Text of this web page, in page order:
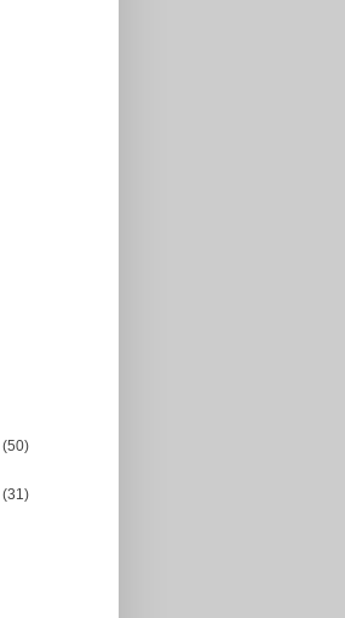
(50)
(31)